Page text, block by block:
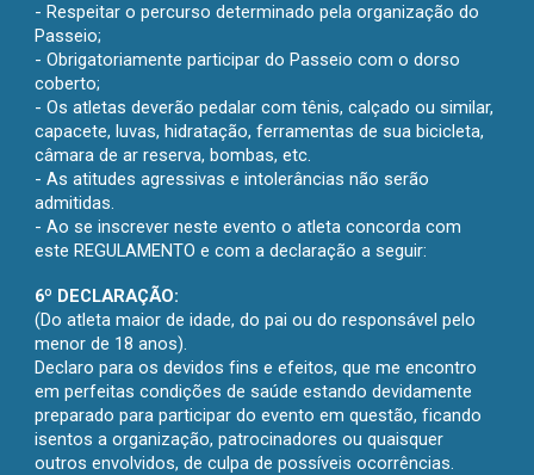
- Respeitar o percurso determinado pela organização do
Passeio;
- Obrigatoriamente participar do Passeio com o dorso
coberto;
- Os atletas deverão pedalar com tênis, calçado ou similar,
capacete, luvas, hidratação, ferramentas de sua bicicleta,
câmara de ar reserva, bombas, etc.
- As atitudes agressivas e intolerâncias não serão
admitidas.
- Ao se inscrever neste evento o atleta concorda com
este REGULAMENTO e com a declaração a seguir:
6º DECLARAÇÃO:
(Do atleta maior de idade, do pai ou do responsável pelo
menor de 18 anos).
Declaro para os devidos fins e efeitos, que me encontro
em perfeitas condições de saúde estando devidamente
preparado para participar do evento em questão, ficando
isentos a organização, patrocinadores ou quaisquer
outros envolvidos, de culpa de possíveis ocorrências.